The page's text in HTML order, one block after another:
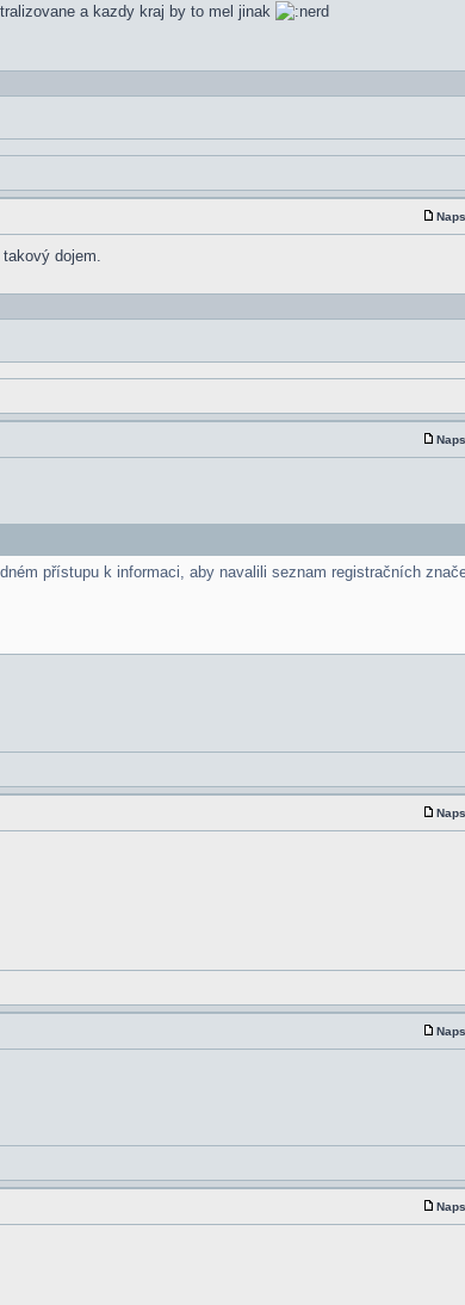
a kazdy kraj by to mel jinak
dojem.
přístupu k informaci, aby navalili seznam registračních